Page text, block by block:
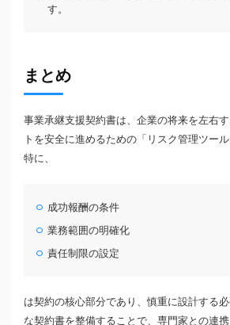
す。
まとめ
事業承継支援契約書は、企業の将来を左右
トを安全に進めるための「リスク管理ツール
特に、
成功報酬の条件
業務範囲の明確化
責任制限の設定
は契約の核心部分であり、慎重に設計する
な契約書を整備することで、専門家との連